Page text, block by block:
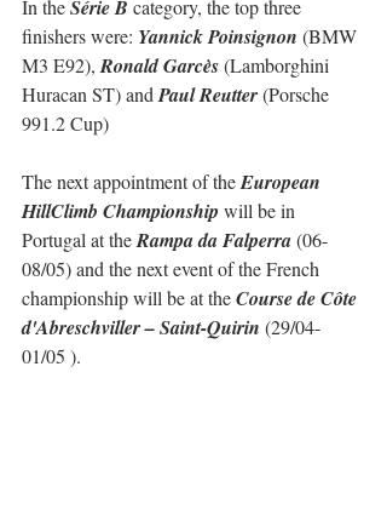
In the Série B category, the top three
finishers were: Yannick Poinsignon (BMW
M3 E92), Ronald Garcès (Lamborghini
Huracan ST) and Paul Reutter (Porsche
991.2 Cup)
The next appointment of the European
HillClimb Championship will be in
Portugal at the Rampa da Falperra (06-
08/05) and the next event of the French
championship will be at the Course de Côte
d'Abreschviller – Saint-Quirin (29/04-
01/05 ).